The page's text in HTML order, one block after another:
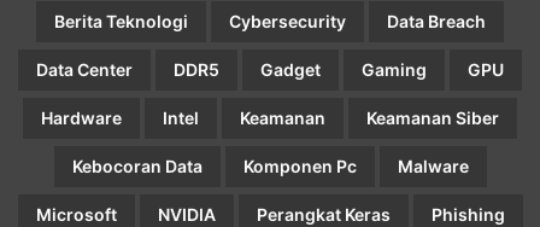
Berita Teknologi Cybersecurity Data Breach
Data Center DDR5 Gadget Gaming GPU
Hardware Intel Keamanan Keamanan Siber
Kebocoran Data Komponen Pc Malware
Microsoft NVIDIA Perangkat Keras Phishing